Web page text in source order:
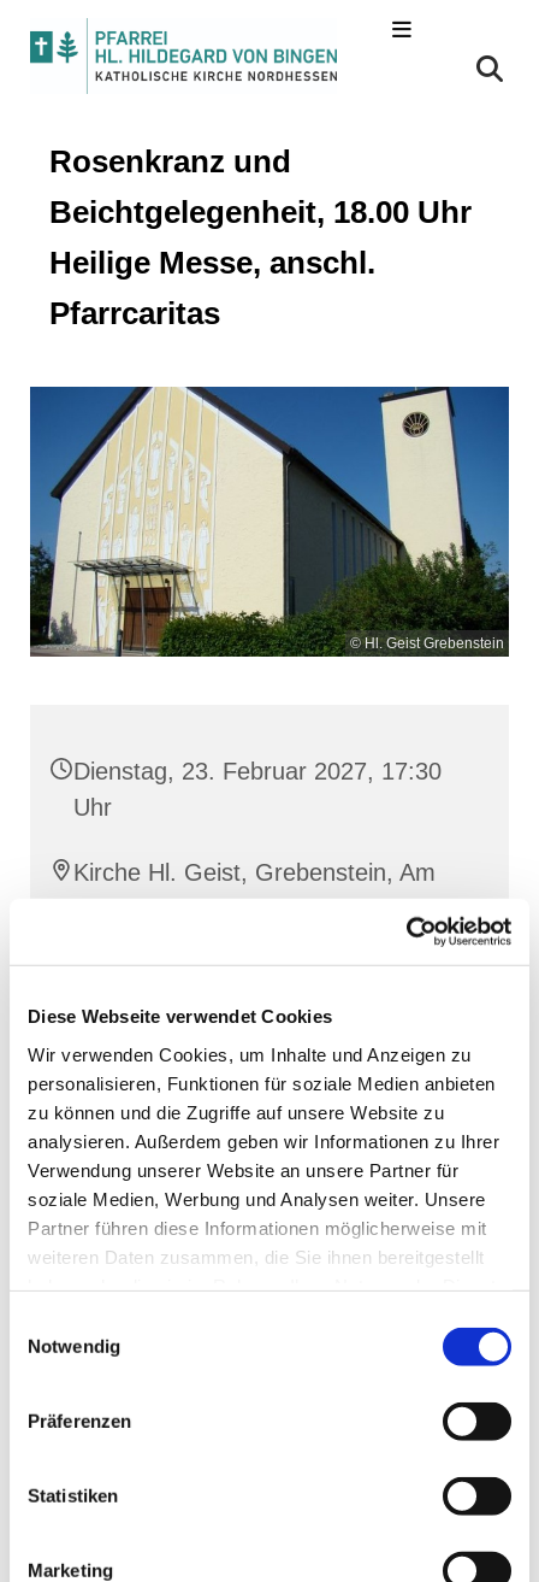
Diese Webseite verwendet Cookies
Wir verwenden Cookies, um Inhalte und Anzeigen zu
personalisieren, Funktionen für soziale Medien anbieten
zu können und die Zugriffe auf unsere Website zu
analysieren. Außerdem geben wir Informationen zu Ihrer
Verwendung unserer Website an unsere Partner für
soziale Medien, Werbung und Analysen weiter. Unsere
Partner führen diese Informationen möglicherweise mit
weiteren Daten zusammen, die Sie ihnen bereitgestellt
Notwendig
Präferenzen
Statistiken
Marketing
Rosenkranz und
Beichtgelegenheit, 18.00 Uhr
Heilige Messe, anschl.
Pfarrcaritas
© Hl. Geist Grebenstein
Dienstag, 23. Februar 2027, 17:30
Uhr
Kirche Hl. Geist, Grebenstein, Am
Wippeteich 9, 34393 Grebenstein